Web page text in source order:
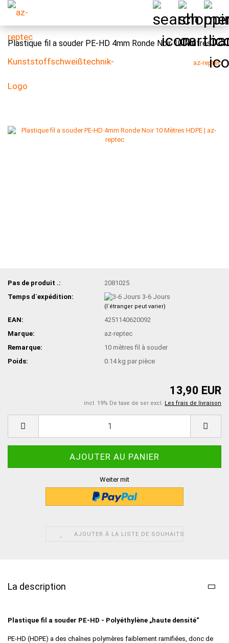
Plastique fil a souder PE-HD 4mm Ronde Noir 10 Mètres
az-reptec
Pas de produit .:
2081025
Temps d`expédition:
3-6 Jours
(l`étranger peut varier)
EAN:
4251140620092
Marque:
az-reptec
Remarque:
10 mètres fil à souder
Poids:
0.14kg par pièce
13,90 EUR
incl. 19% De taxe de ser excl. Les frais de livraison
Weiter mit
AJOUTER À LA LISTE DE SOUHAITS
La description
Plastique fil a souder PE-HD - Polyéthylène „haute densité“
PE-HD (HDPE) a des chaînes polymères faiblement ramifiées, donc de